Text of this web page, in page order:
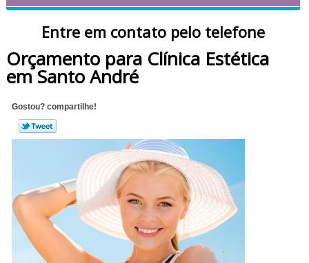
Entre em contato pelo telefone
Orçamento para Clínica Estética
em Santo André
Gostou? compartilhe!